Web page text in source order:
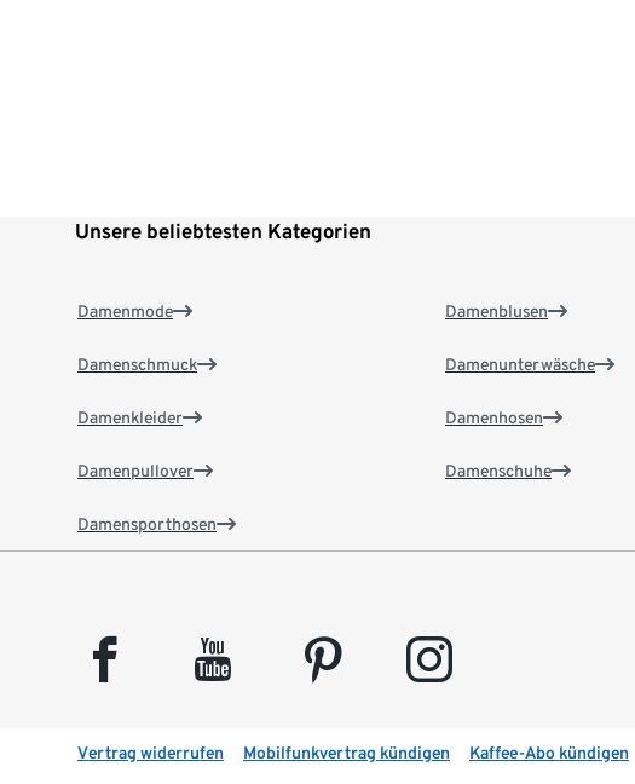
Unsere beliebtesten Kategorien
Damenmode
Damenschmuck
Damenkleider
Damenpullover
Damensporthosen
Damenblusen
Damenunterwäsche
Damenhosen
Damenschuhe
facebook youtube pinterest instagram
Vertrag widerrufen Mobilfunkvertrag kündigen Kaffee-Abo kündigen